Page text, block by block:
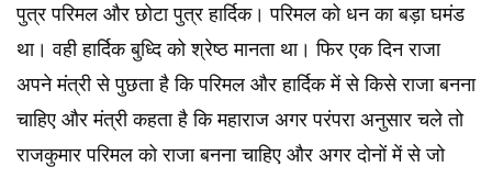
पुत्र परिमल और छोटा पुत्र हार्दिक। परिमल को धन का बड़ा घमंड
था। वही हार्दिक बुध्दि को श्रेष्ठ मानता था। फिर एक दिन राजा
अपने मंत्री से पुछता है कि परिमल और हार्दिक में से किसे राजा बनना
चाहिए और मंत्री कहता है कि महाराज अगर परंपरा अनुसार चले तो
राजकुमार परिमल को राजा बनना चाहिए और अगर दोनों में से जो